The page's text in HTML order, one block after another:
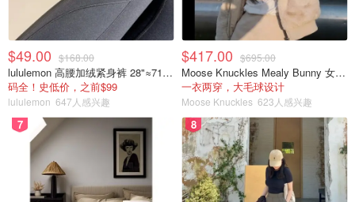
$49.00 $168.00
lululemon 高腰加绒紧身裤 28"≈71cm 5个口袋
码全！史低价，之前$99
lululemon 647人感兴趣
$417.00 $695.00
Moose Knuckles Mealy Bunny 女士双面穿连帽外套
一衣两穿，大毛球设计
Moose Knuckles 623人感兴趣
7 8